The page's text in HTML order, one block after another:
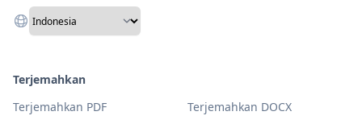
Terjemahkan
Terjemahkan PDF
Terjemahkan DOCX